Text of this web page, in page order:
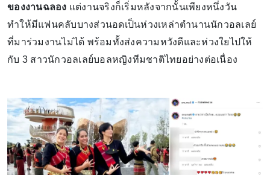
ของงานฉลอง แต่งานจริงก็เริ่มหลังจากนั้นเพียงหนึ่งวัน
ทำให้มีแฟนคลับบางส่วนอดเป็นห่วงเหล่าตำนานนักวอลเลย์
ที่มาร่วมงานไม่ได้ พร้อมทั้งส่งความหวังดีและห่วงใยไปให้
กับ 3 สาวนักวอลเลย์บอลหญิงทีมชาติไทยอย่างต่อเนื่อง